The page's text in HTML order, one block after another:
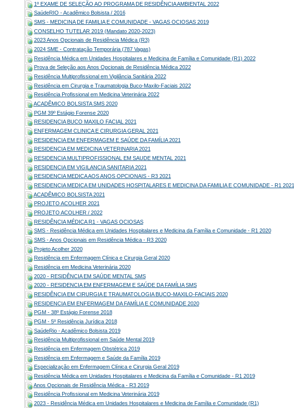
1º EXAME DE SELEÇÃO AO PROGRAMA DE RESIDÊNCIA AMBIENTAL 2022
SaúdeRIO - Acadêmico Bolsista / 2016
SMS - MEDICINA DE FAMILIA E COMUNIDADE - VAGAS OCIOSAS 2019
CONSELHO TUTELAR 2019 (Mandato 2020-2023)
2023 Anos Opcionais de Residência Médica (R3)
2024 SME - Contratação Temporária (787 Vagas)
Residência Médica em Unidades Hospitalares e Medicina de Família e Comunidade (R1) 2022
Prova de Seleção aos Anos Opcionais de Residência Médica 2022
Residência Multiprofissional em Vigilância Sanitária 2022
Residência em Cirurgia e Traumatologia Buco-Maxilo-Faciais 2022
Residência Profissional em Medicina Veterinária 2022
ACADÊMICO BOLSISTA SMS 2020
PGM 39º Estágio Forense 2020
RESIDENCIA BUCO MAXILO FACIAL 2021
ENFERMAGEM CLINICA E CIRURGIA GERAL 2021
RESIDENCIA EM ENFERMAGEM E SAÚDE DA FAMÍLIA 2021
RESIDENCIA EM MEDICINA VETERINARIA 2021
RESIDENCIA MULTIPROFISSIONAL EM SAUDE MENTAL 2021
RESIDENCIA EM VIGILANCIA SANITARIA 2021
RESIDENCIA MEDICA AOS ANOS OPCIONAIS - R3 2021
RESIDENCIA MEDICA EM UNIDADES HOSPITALARES E MEDICINA DA FAMILIA E COMUNIDADE - R1 2021
ACADÊMICO BOLSISTA 2021
PROJETO ACOLHER 2021
PROJETO ACOLHER / 2022
RESIDÊNCIA MÉDICA R1 - VAGAS OCIOSAS
SMS - Residência Médica em Unidades Hospitalares e Medicina da Família e Comunidade - R1 2020
SMS - Anos Opcionais em Residência Médica - R3 2020
Projeto Acolher 2020
Residência em Enfermagem Clínica e Cirurgia Geral 2020
Residência em Medicina Veterinária 2020
2020 - RESIDÊNCIA EM SAÚDE MENTAL SMS
2020 - RESIDENCIA EM ENFERMAGEM E SAÚDE DA FAMÍLIA SMS
RESIDÊNCIA EM CIRURGIA E TRAUMATOLOGIA BUCO-MAXILO-FACIAIS 2020
RESIDENCIA EM ENFERMAGEM DA FAMÍLIA E COMUNIDADE 2020
PGM - 38º Estágio Forense 2018
PGM - 5º Residência Jurídica 2018
SaúdeRio - Acadêmico Bolsista 2019
Residência Multiprofissional em Saúde Mental 2019
Residência em Enfermagem Obstétrica 2019
Residência em Enfermagem e Saúde da Família 2019
Especialização em Enfermagem Clínica e Cirurgia Geral 2019
Residência Médica em Unidades Hospitalares e Medicina da Família e Comunidade - R1 2019
Anos Opcionais de Residência Médica - R3 2019
Residência Profissional em Medicina Veterinária 2019
2023 - Residência Médica em Unidades Hospitalares e Medicina de Família e Comunidade (R1)